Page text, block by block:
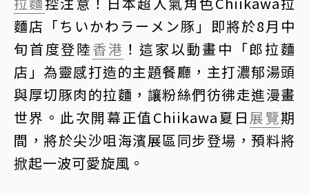
麵店「ちいかわラーメン豚」即將於8月中
旬首度登陸香港 ！這家以動畫中「郎拉麵
店」為靈感打造的主題餐廳，主打濃郁湯頭
與厚切豚肉的拉麵，讓粉絲們彷彿走進漫畫
世界。此次開幕正值Chiikawa夏日 展覽期
間，將於尖沙咀海濱展區同步登場，預料將
掀起一波可愛旋風。